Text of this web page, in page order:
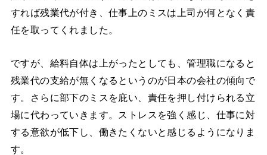
すれば残業代が付き、仕事上のミスは上司が何となく責
任を取ってくれました。
ですが、給料自体は上がったとしても、管理職になると
残業代の支給が無くなるというのが日本の会社の傾向で
す。さらに部下のミスを庇い、責任を押し付けられる立
場に代わっていきます。ストレスを強く感じ、仕事に対
する意欲が低下し、働きたくないと感じるようになりま
す。